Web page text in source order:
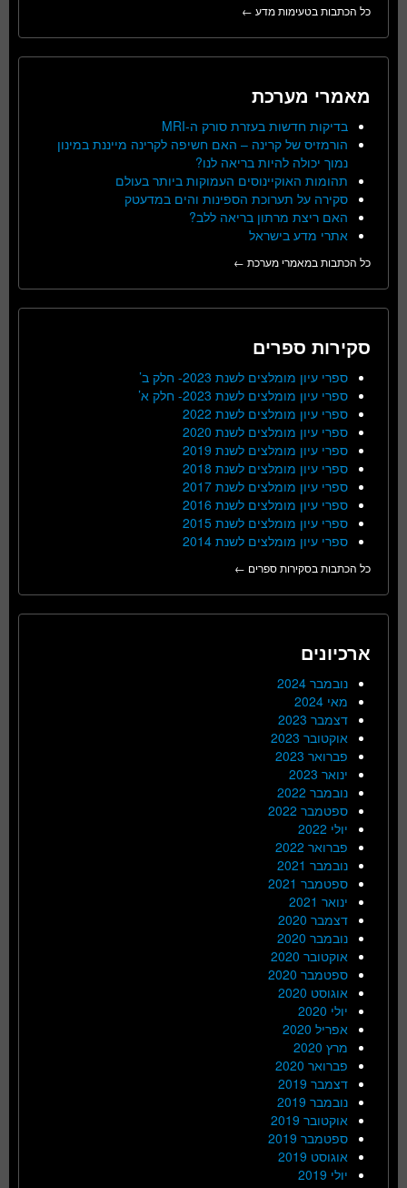
כל הכתבות בטעימות מדע ←
מאמרי מערכת
בדיקות חדשות בעזרת סורק ה-MRI
הורמזיס של קרינה – האם חשיפה לקרינה מייננת במינון
נמוך יכולה להיות בריאה לנו?
תהומות האוקיינוסים העמוקות ביותר בעולם
סקירה על תערוכת הספינות והים במדעטק
האם ריצת מרתון בריאה ללב?
אתרי מדע בישראל
כל הכתבות במאמרי מערכת ←
סקירות ספרים
ספרי עיון מומלצים לשנת 2023- חלק ב’
ספרי עיון מומלצים לשנת 2023- חלק א’
ספרי עיון מומלצים לשנת 2022
ספרי עיון מומלצים לשנת 2020
ספרי עיון מומלצים לשנת 2019
ספרי עיון מומלצים לשנת 2018
ספרי עיון מומלצים לשנת 2017
ספרי עיון מומלצים לשנת 2016
ספרי עיון מומלצים לשנת 2015
ספרי עיון מומלצים לשנת 2014
כל הכתבות בסקירות ספרים ←
ארכיונים
נובמבר 2024
מאי 2024
דצמבר 2023
אוקטובר 2023
פברואר 2023
ינואר 2023
נובמבר 2022
ספטמבר 2022
יולי 2022
פברואר 2022
נובמבר 2021
ספטמבר 2021
ינואר 2021
דצמבר 2020
נובמבר 2020
אוקטובר 2020
ספטמבר 2020
אוגוסט 2020
יולי 2020
אפריל 2020
מרץ 2020
פברואר 2020
דצמבר 2019
נובמבר 2019
אוקטובר 2019
ספטמבר 2019
אוגוסט 2019
יולי 2019